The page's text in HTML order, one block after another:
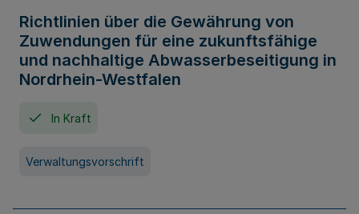
Richtlinien über die Gewährung von
Zuwendungen für eine zukunftsfähige
und nachhaltige Abwasserbeseitigung in
Nordrhein-Westfalen
In Kraft
Verwaltungsvorschrift